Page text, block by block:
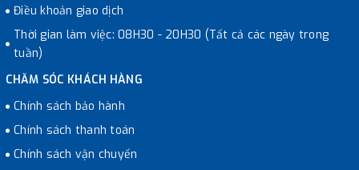
Điều khoản giao dịch
Thời gian làm việc: 08H30 - 20H30 (Tất cả các ngày trong
tuần)
CHĂM SÓC KHÁCH HÀNG
Chính sách bảo hành
Chính sách thanh toán
Chính sách vận chuyển